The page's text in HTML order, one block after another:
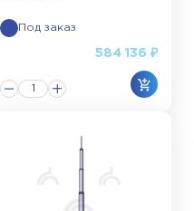
Под заказ
584 136 ₽